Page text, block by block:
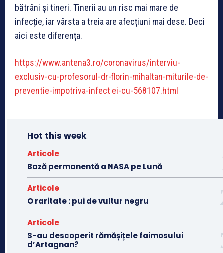
bătrâni și tineri. Tinerii au un risc mai mare de
infecție, iar vârsta a treia are afecțiuni mai dese. Deci
aici este diferența.
https://www.antena3.ro/coronavirus/interviu-
exclusiv-cu-profesorul-dr-florin-mihaltan-miturile-de-
preventie-impotriva-infectiei-cu-568107.html
Hot this week
Articole
Bază permanentă a NASA pe Lună
Articole
O raritate : pui de vultur negru
Articole
S-au descoperit rămășițele faimosului
d’Artagnan?